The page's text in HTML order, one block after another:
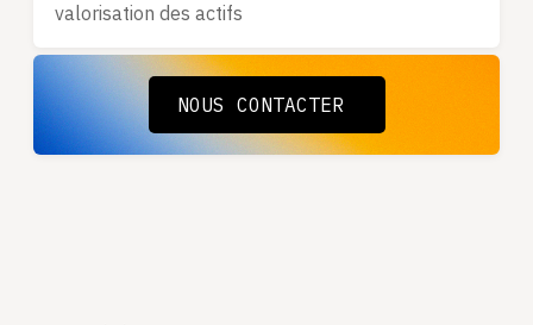
valorisation des actifs
NOUS CONTACTER
NOUS CONTACTER